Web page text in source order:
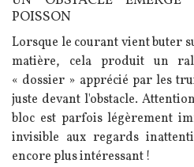
POISSON
Lorsque le courant vient buter
matière, cela produit un
« dossier » apprécié par les
juste devant l'obstacle.
bloc est parfois légèrement
invisible aux regards
encore plus intéressant !